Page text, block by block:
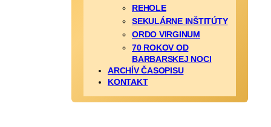
REHOLE
SEKULÁRNE INŠTITÚTY
ORDO VIRGINUM
70 ROKOV OD
BARBARSKEJ NOCI
ARCHÍV ČASOPISU
KONTAKT